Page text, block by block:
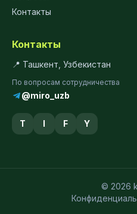
Контакты
Контакты
📍 Ташкент, Узбекистан
По вопросам сотрудничества
@miro_uzb
T I F Y
© 2026